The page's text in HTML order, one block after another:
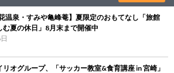
花温泉・すみや亀峰菴】夏限定のおもてなし「旅館
む夏の休日」8月末まで開催中
オグループ、「サッカー教室&食育講座 in 宮崎」